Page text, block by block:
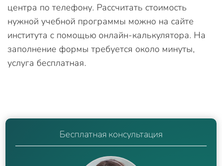
центра по телефону. Рассчитать стоимость
нужной учебной программы можно на сайте
института с помощью онлайн-калькулятора. На
заполнение формы требуется около минуты,
услуга бесплатная.
Бесплатная консультация